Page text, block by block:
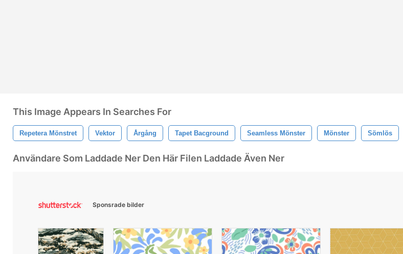
This Image Appears In Searches For
Repetera Mönstret Vektor Årgång Tapet Bacground Seamless Mönster Mönster Sömlös
Användare Som Laddade Ner Den Här Filen Laddade Även Ner
Sponsrade bilder